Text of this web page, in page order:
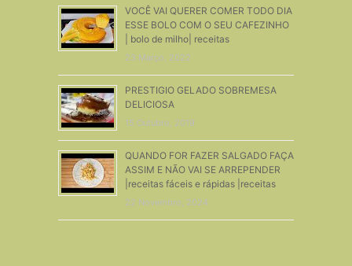
VOCÊ VAI QUERER COMER TODO DIA
ESSE BOLO COM O SEU CAFEZINHO
| bolo de milho| receitas
23 Março, 2022
PRESTIGIO GELADO SOBREMESA
DELICIOSA
15 Outubro, 2019
QUANDO FOR FAZER SALGADO FAÇA
ASSIM E NÃO VAI SE ARREPENDER
|receitas fáceis e rápidas |receitas
22 Novembro, 2024